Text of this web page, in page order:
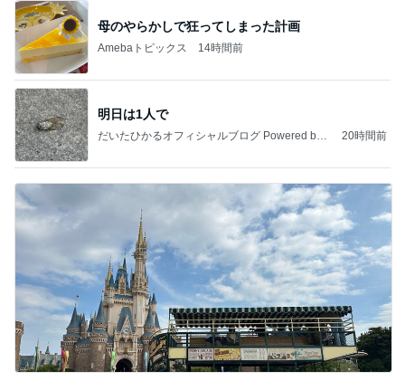
母のやらかしで狂ってしまった計画
Amebaトピックス 14時間前
明日は1人で
だいたひかるオフィシャルブログ Powered by
20時間前